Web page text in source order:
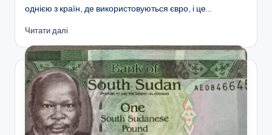
однією з країн, де використовуються євро, і це…
Читати далі